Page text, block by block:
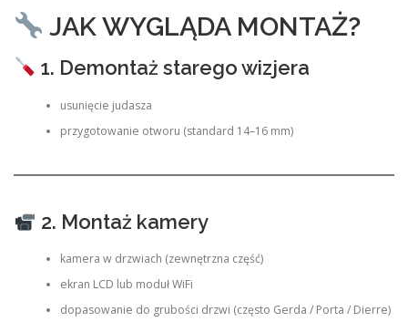
JAK WYGLĄDA MONTAŻ?
1. Demontaż starego wizjera
usunięcie judasza
przygotowanie otworu (standard 14–16 mm)
2. Montaż kamery
kamera w drzwiach (zewnętrzna część)
ekran LCD lub moduł WiFi
dopasowanie do grubości drzwi (często Gerda / Porta / Dierre)